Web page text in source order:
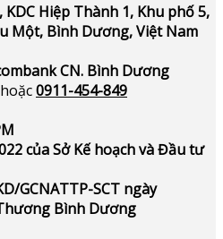
Hiệp Thành 1, Khu phố 5,
Một, Bình Dương, Việt Nam
CN. Bình Dương
hoặc0911-454-849
của Sở Kế hoạch và Đầu tư
GCNATTP-SCT ngày
Bình Dương